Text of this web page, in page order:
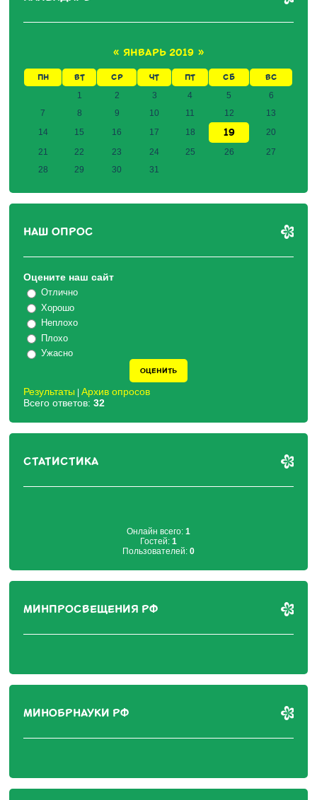
« ЯНВАРЬ 2019 »
ПН ВТ СР ЧТ ПТ СБ ВС
1 2 3 4 5
6
7
8 9 10 11 12
13
14
15 16 17 18 19
20
21
22 23 24 25 26
27
28
29 30 31
НАШ ОПРОС
Оцените наш сайт
Отлично
Хорошо
Неплохо
Плохо
Ужасно
Результаты |Архив опросов
Всего ответов:32
СТАТИСТИКА
Онлайн всего: 1
Гостей: 1
Пользователей: 0
МИНПРОСВЕЩЕНИЯ РФ
МИНОБРНАУКИ РФ